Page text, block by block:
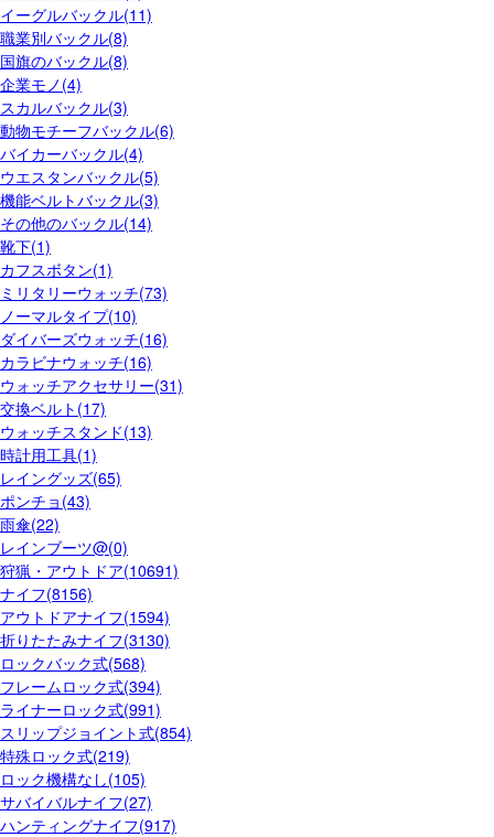
イーグルバックル(11)
職業別バックル(8)
国旗のバックル(8)
企業モノ(4)
スカルバックル(3)
動物モチーフバックル(6)
バイカーバックル(4)
ウエスタンバックル(5)
機能ベルトバックル(3)
その他のバックル(14)
靴下(1)
カフスボタン(1)
ミリタリーウォッチ(73)
ノーマルタイプ(10)
ダイバーズウォッチ(16)
カラビナウォッチ(16)
ウォッチアクセサリー(31)
交換ベルト(17)
ウォッチスタンド(13)
時計用工具(1)
レイングッズ(65)
ポンチョ(43)
雨傘(22)
レインブーツ@(0)
狩猟・アウトドア(10691)
ナイフ(8156)
アウトドアナイフ(1594)
折りたたみナイフ(3130)
ロックバック式(568)
フレームロック式(394)
ライナーロック式(991)
スリップジョイント式(854)
特殊ロック式(219)
ロック機構なし(105)
サバイバルナイフ(27)
ハンティングナイフ(917)